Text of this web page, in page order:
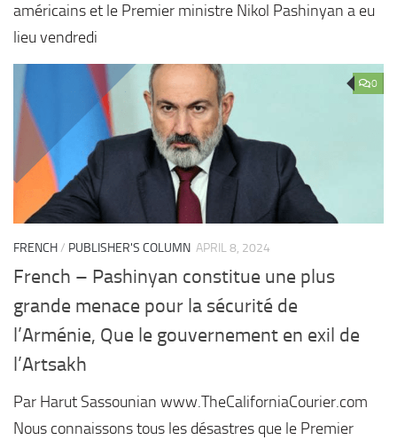
américains et le Premier ministre Nikol Pashinyan a eu
lieu vendredi
0
FRENCH/ PUBLISHER'S COLUMN APRIL 8, 2024
French – Pashinyan constitue une plus
grande menace pour la sécurité de
l’Arménie, Que le gouvernement en exil de
l’Artsakh
Par Harut Sassounian www.TheCaliforniaCourier.com
Nous connaissons tous les désastres que le Premier